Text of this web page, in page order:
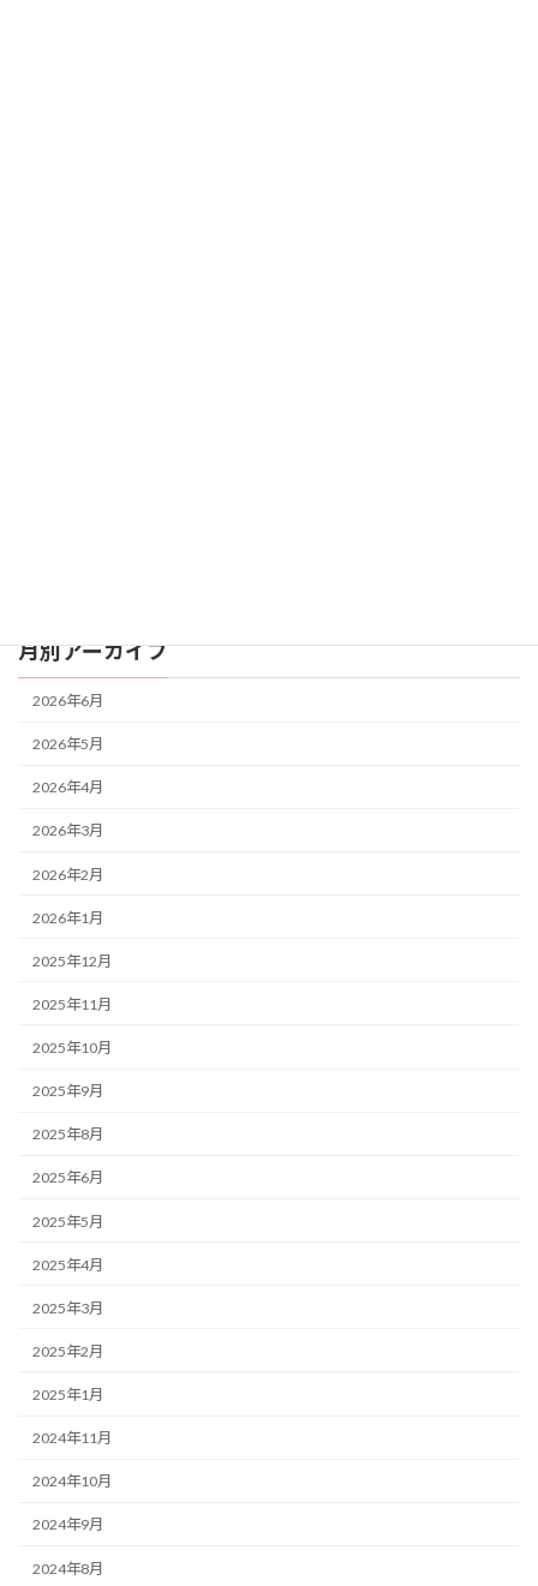
月別アーカイブ
2026年6月
2026年5月
2026年4月
2026年3月
2026年2月
2026年1月
2025年12月
2025年11月
2025年10月
2025年9月
2025年8月
2025年6月
2025年5月
2025年4月
2025年3月
2025年2月
2025年1月
2024年11月
2024年10月
2024年9月
2024年8月